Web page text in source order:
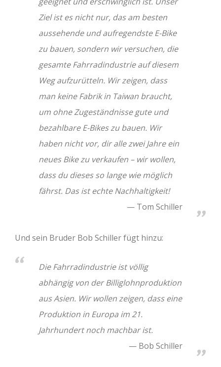
Ziel ist es nicht nur, das am besten
aussehende und aufregendste E-Bike
zu bauen, sondern wir versuchen, die
gesamte Fahrradindustrie auf diesem
Weg aufzurütteln. Wir zeigen, dass
man keine Fabrik in Taiwan braucht,
um ohne Zugeständnisse gute und
bezahlbare E-Bikes zu bauen. Wir
haben nicht vor, dir alle zwei Jahre ein
neues Bike zu verkaufen – wir wollen,
dass du dieses so lange wie möglich
fährst. Das ist echte Nachhaltigkeit!
Tom Schiller
Und sein Bruder Bob Schiller fügt hinzu:
Die Fahrradindustrie ist völlig
abhängig von der Billiglohnproduktion
aus Asien. Wir wollen zeigen, dass eine
Produktion in Europa im 21.
Jahrhundert noch machbar ist.
Bob Schiller